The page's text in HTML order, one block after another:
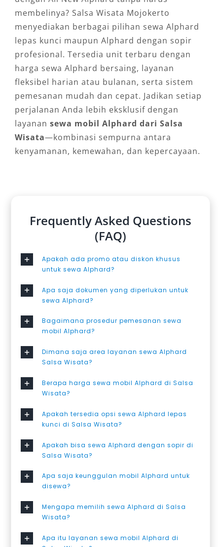
membelinya? Salsa Wisata Mojokerto
menyediakan berbagai pilihan sewa Alphard
lepas kunci maupun Alphard dengan sopir
profesional. Tersedia unit terbaru dengan
harga sewa Alphard bersaing, layanan
fleksibel harian atau bulanan, serta sistem
pemesanan mudah dan cepat. Jadikan setiap
perjalanan Anda lebih eksklusif dengan
layanan sewa mobil Alphard dari Salsa
Wisata—kombinasi sempurna antara
kenyamanan, kemewahan, dan kepercayaan.
Frequently Asked Questions
(FAQ)
Apakah ada promo atau diskon khusus
untuk sewa Alphard?
Apa saja dokumen yang diperlukan untuk
sewa Alphard?
Bagaimana prosedur pemesanan sewa
mobil Alphard?
Dimana saja area layanan sewa Alphard
Salsa Wisata?
Berapa harga sewa mobil Alphard di Salsa
Wisata?
Apakah tersedia opsi sewa Alphard lepas
kunci di Salsa Wisata?
Apakah bisa sewa Alphard dengan sopir di
Salsa Wisata?
Apa saja keunggulan mobil Alphard untuk
disewa?
Mengapa memilih sewa Alphard di Salsa
Wisata?
Apa itu layanan sewa mobil Alphard di